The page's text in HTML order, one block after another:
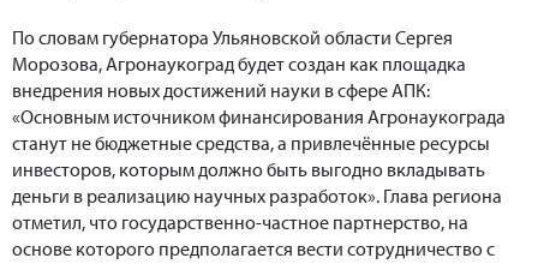
По словам губернатора Ульяновской области Сергея
Морозова, Агронаукоград будет создан как площадка
внедрения новых достижений науки в сфере АПК:
«Основным источником финансирования Агронаукограда
станут не бюджетные средства, а привлечённые ресурсы
инвесторов, которым должно быть выгодно вкладывать
деньги в реализацию научных разработок». Глава региона
отметил, что государственно-частное партнерство, на
основе которого предполагается вести сотрудничество с